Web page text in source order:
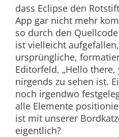
dass Eclipse den
App gar nicht mehr
so durch den
ist vielleicht
ursprüngliche,
Editorfeld, „Hello there,
nirgends zu sehen ist.
noch irgendwo
alle Elemente
ist mit unserer
eigentlich?